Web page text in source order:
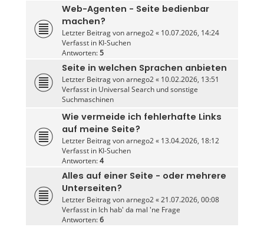
Web-Agenten - Seite bedienbar
machen?
Letzter Beitrag vonarnego2« 10.07.2026, 14:24
Verfasst in KI-Suchen
Antworten:5
Seite in welchen Sprachen anbieten
Letzter Beitrag vonarnego2« 10.02.2026, 13:51
Verfasst in Universal Search und sonstige
Suchmaschinen
Wie vermeide ich fehlerhafte Links
auf meine Seite?
Letzter Beitrag vonarnego2« 13.04.2026, 18:12
Verfasst in KI-Suchen
Antworten:4
Alles auf einer Seite - oder mehrere
Unterseiten?
Letzter Beitrag vonarnego2«21.07.2026, 00:08
Verfasst in Ich hab' da mal 'ne Frage
Antworten:6